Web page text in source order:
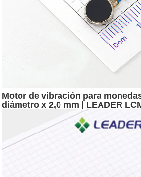
Motor de vibración para
diámetro x 2,0 mm | LEADER